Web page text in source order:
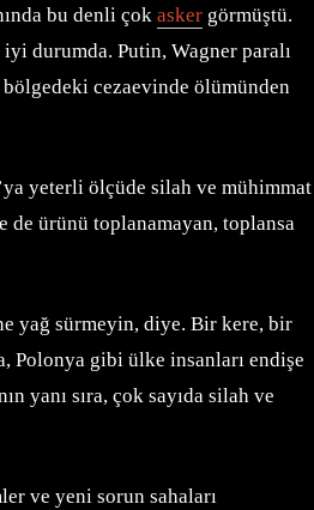
bu denli çok asker görmüştü.
durumda. Putin, Wagner paralı
cezaevinde ölümünden
yeterli ölçüde silah ve mühimmat
de ürünü toplanamayan, toplansa
yağ sürmeyin, diye. Bir kere, bir
Polonya gibi ülke insanları endişe
yanı sıra, çok sayıda silah ve
ve yeni sorun sahaları